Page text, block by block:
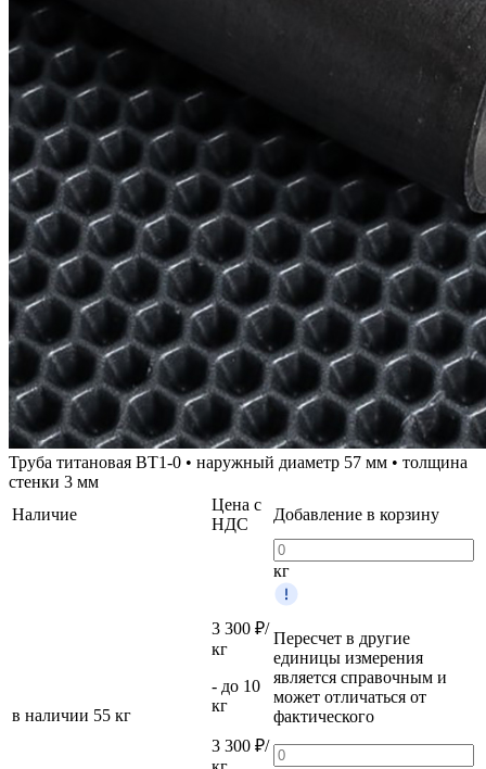
Труба титановая ВТ1-0 • наружный диаметр 57 мм • толщина
стенки 3 мм
Наличие
Цена с
НДС
Добавление в корзину
в наличии 55 кг
3 300 ₽/
кг
- до 10
кг
3 300 ₽/
кг
Пересчет в другие
единицы измерения
является справочным и
может отличаться от
фактического